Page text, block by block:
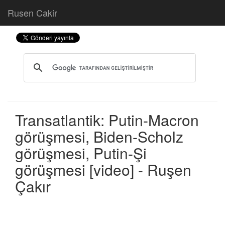
Rusen Cakir
Transatlantik: Putin-Macron
görüşmesi, Biden-Scholz
görüşmesi, Putin-Şi
görüşmesi [video] - Ruşen
Çakır